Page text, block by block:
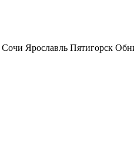
Сочи Ярославль Пятигорск